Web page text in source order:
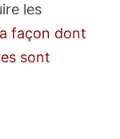
les
façon dont
sont